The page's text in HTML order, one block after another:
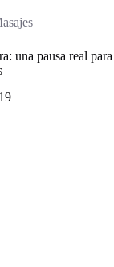
una pausa real para